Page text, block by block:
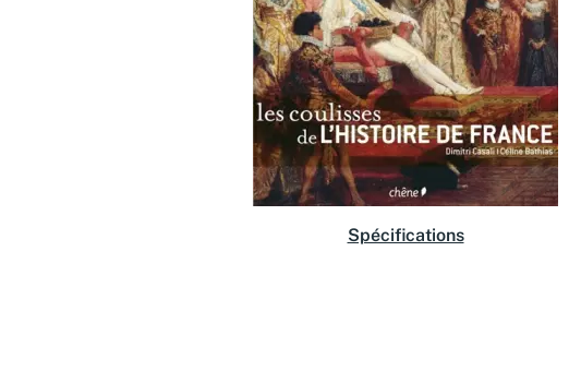
Spécifications